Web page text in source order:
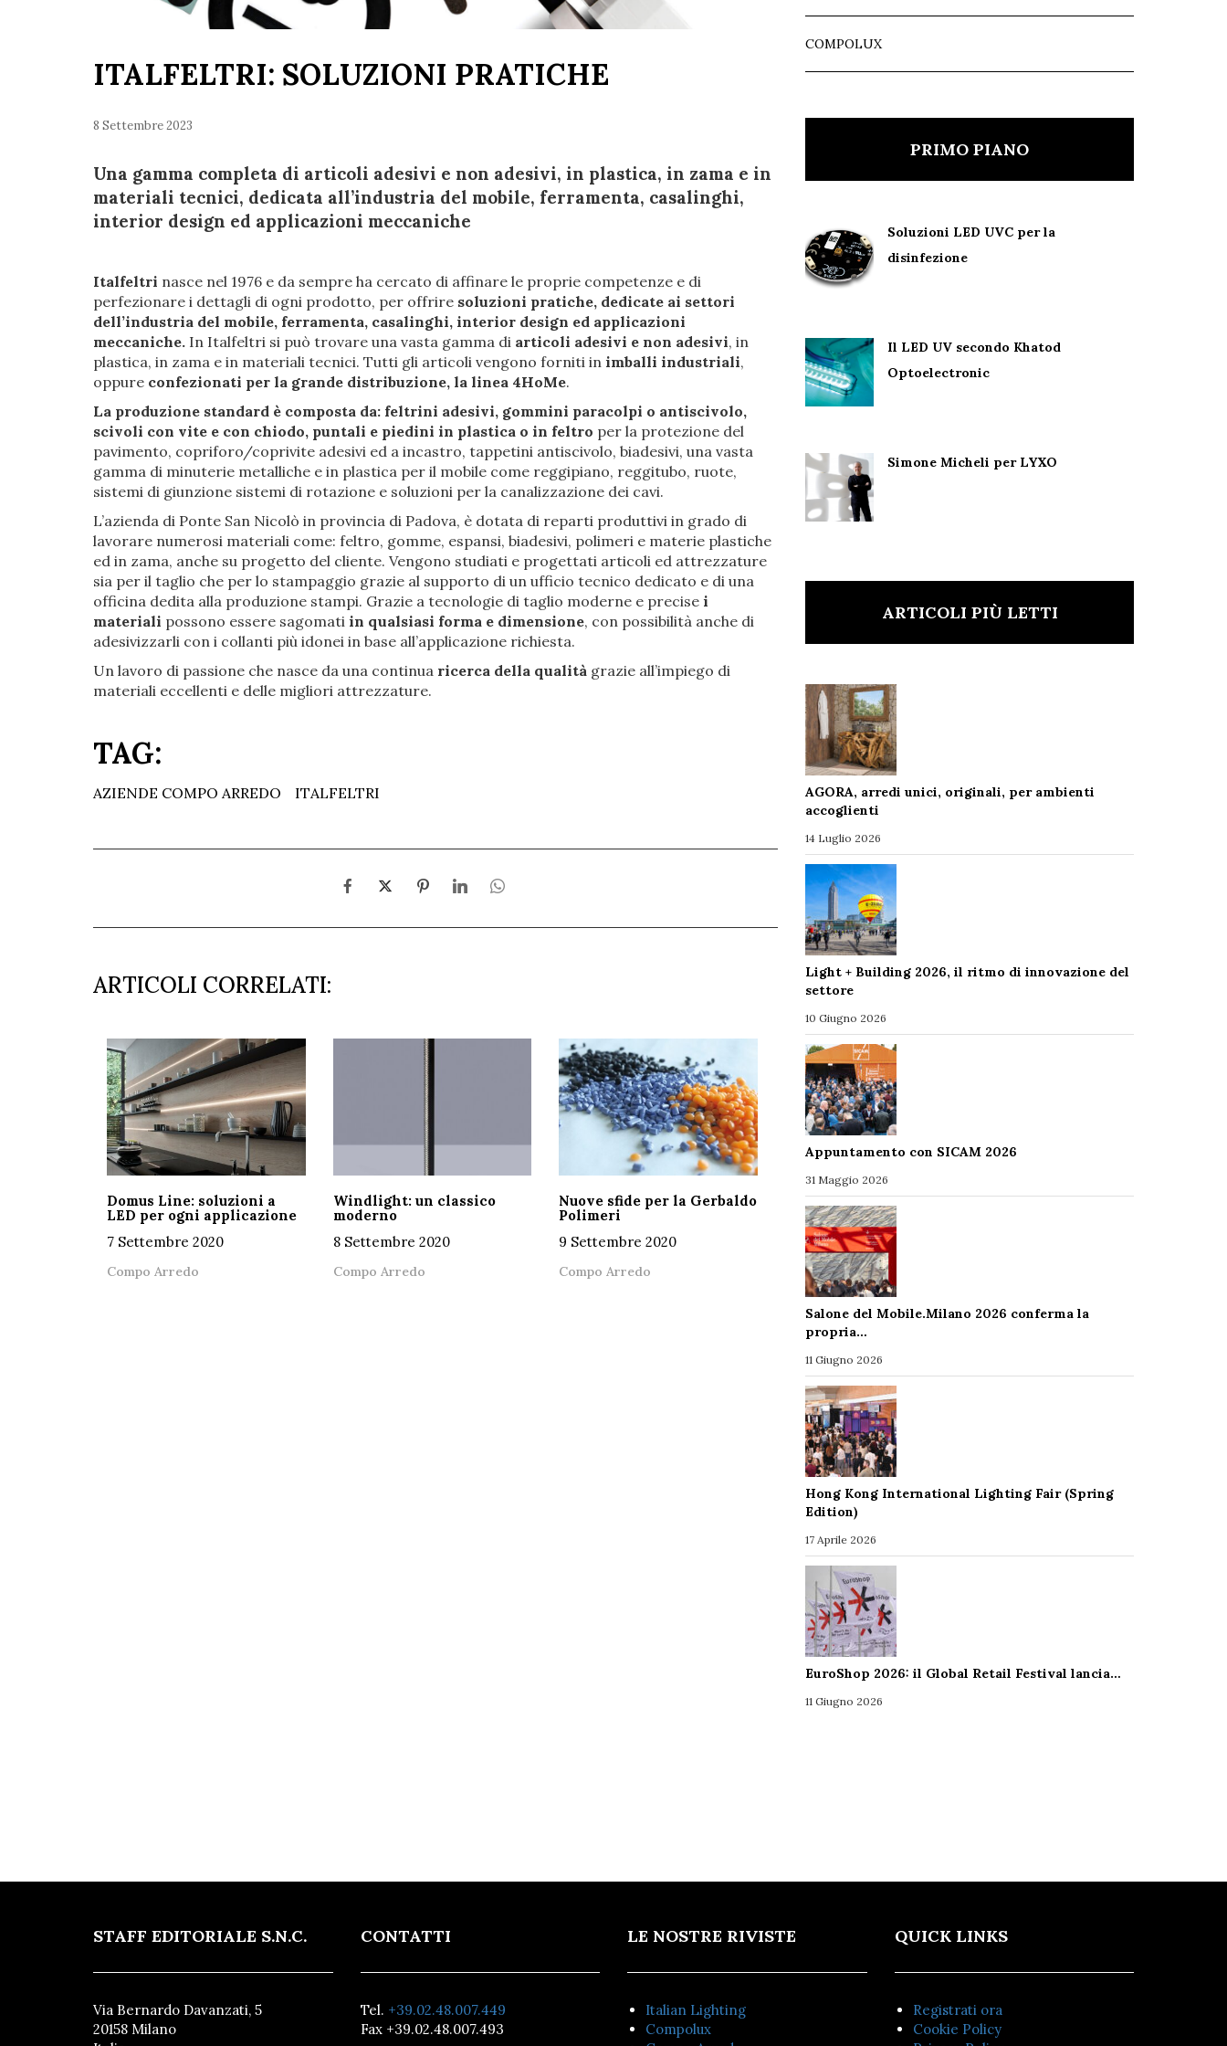
ITALFELTRI: SOLUZIONI PRATICHE
8 Settembre 2023
Una gamma completa di articoli adesivi e non adesivi, in plastica, in zama e in
materiali tecnici, dedicata all’industria del mobile, ferramenta, casalinghi,
interior design ed applicazioni meccaniche
Italfeltri nasce nel 1976 e da sempre ha cercato di affinare le proprie competenze e di
perfezionare i dettagli di ogni prodotto, per offrire soluzioni pratiche, dedicate ai settori
dell’industria del mobile, ferramenta, casalinghi, interior design ed applicazioni
meccaniche. In Italfeltri si può trovare una vasta gamma di articoli adesivi e non adesivi, in
plastica, in zama e in materiali tecnici. Tutti gli articoli vengono forniti in imballi industriali,
oppure confezionati per la grande distribuzione, la linea 4HoMe.
La produzione standard è composta da: feltrini adesivi, gommini paracolpi o antiscivolo,
scivoli con vite e con chiodo, puntali e piedini in plastica o in feltro per la protezione del
pavimento, copriforo/coprivite adesivi ed a incastro, tappetini antiscivolo, biadesivi, una vasta
gamma di minuterie metalliche e in plastica per il mobile come reggipiano, reggitubo, ruote,
sistemi di giunzione sistemi di rotazione e soluzioni per la canalizzazione dei cavi.
L’azienda di Ponte San Nicolò in provincia di Padova, è dotata di reparti produttivi in grado di
lavorare numerosi materiali come: feltro, gomme, espansi, biadesivi, polimeri e materie plastiche
ed in zama, anche su progetto del cliente. Vengono studiati e progettati articoli ed attrezzature
sia per il taglio che per lo stampaggio grazie al supporto di un ufficio tecnico dedicato e di una
officina dedita alla produzione stampi. Grazie a tecnologie di taglio moderne e precise i
materiali possono essere sagomati in qualsiasi forma e dimensione, con possibilità anche di
adesivizzarli con i collanti più idonei in base all’applicazione richiesta.
Un lavoro di passione che nasce da una continua ricerca della qualità grazie all’impiego di
materiali eccellenti e delle migliori attrezzature.
TAG:
AZIENDE COMPO ARREDO ITALFELTRI
ARTICOLI CORRELATI:
Domus Line: soluzioni a
LED per ogni applicazione
7 Settembre 2020
Compo Arredo
Windlight: un classico
moderno
8 Settembre 2020
Compo Arredo
Nuove sfide per la Gerbaldo
Polimeri
9 Settembre 2020
Compo Arredo
COMPOLUX
PRIMO PIANO
Soluzioni LED UVC per la
disinfezione
Il LED UV secondo Khatod
Optoelectronic
Simone Micheli per LYXO
ARTICOLI PIÙ LETTI
AGORA, arredi unici, originali, per ambienti
accoglienti
14 Luglio 2026
Light + Building 2026, il ritmo di innovazione del
settore
10 Giugno 2026
Appuntamento con SICAM 2026
31 Maggio 2026
Salone del Mobile.Milano 2026 conferma la
propria…
11 Giugno 2026
Hong Kong International Lighting Fair (Spring
Edition)
17 Aprile 2026
EuroShop 2026: il Global Retail Festival lancia…
11 Giugno 2026
STAFF EDITORIALE S.N.C.
Via Bernardo Davanzati, 5
20158 Milano
CONTATTI
Tel. +39.02.48.007.449
Fax +39.02.48.007.493
LE NOSTRE RIVISTE
Italian Lighting
Compolux
QUICK LINKS
Registrati ora
Cookie Policy